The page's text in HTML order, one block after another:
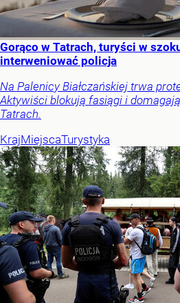
Gorąco w Tatrach, turyści w
interweniować policja
Na Palenicy Białczańskiej trwa
Aktywiści blokują fasiągi i
Tatrach.
KrajMiejscaTurystyka